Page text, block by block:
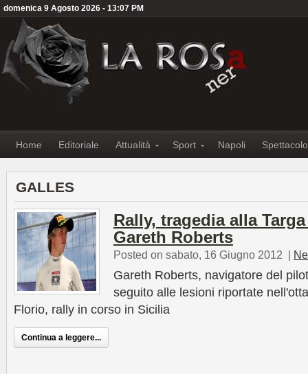
domenica 9 Agosto 2026 - 13:07 PM
Home Editoriale Attualità Sport Napoli Spettacolo
GALLES
Rally, tragedia alla
Gareth Roberts
Posted on sabato, 16 Giugno 2012 |
Gareth Roberts, navigatore del
seguito alle lesioni riportate
Florio, rally in corso in Sicilia
Continua a leggere...